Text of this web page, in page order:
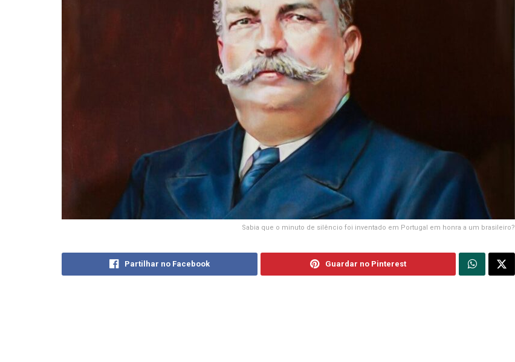
Sabia que o minuto de silêncio foi inventado em Portugal em honra a um brasileiro?
Partilhar no Facebook Guardar no Pinterest